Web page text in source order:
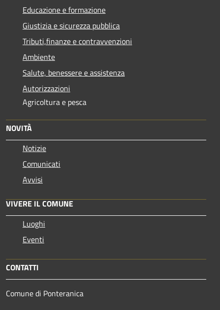
Educazione e formazione
Giustizia e sicurezza pubblica
Tributi,finanze e contravvenzioni
Ambiente
Salute, benessere e assistenza
Autorizzazioni
Agricoltura e pesca
NOVITÀ
Notizie
Comunicati
Avvisi
VIVERE IL COMUNE
Luoghi
Eventi
CONTATTI
Comune di Ponteranica